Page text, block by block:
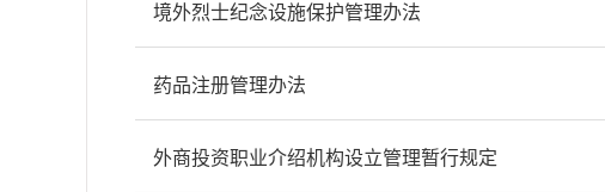
境外烈士纪念设施保护管理办法
药品注册管理办法
外商投资职业介绍机构设立管理暂行规定